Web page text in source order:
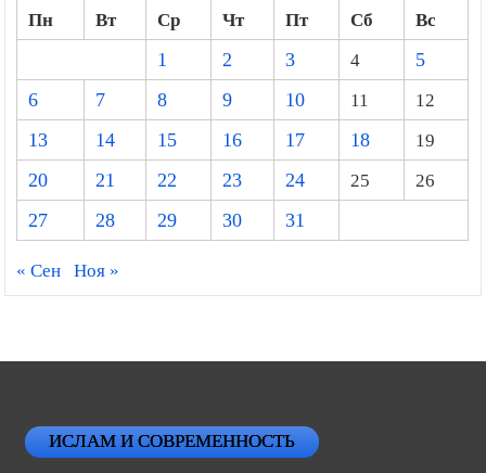
Пн Вт Ср Чт Пт Сб
Вс
1
2 3 4
5
6
7 8 9 10 11
12
13
14 15 16 17 18
19
20
21 22 23 24 25
26
27
28 29 30 31
« Сен Ноя »
ИСЛАМ И СОВРЕМЕННОСТЬ